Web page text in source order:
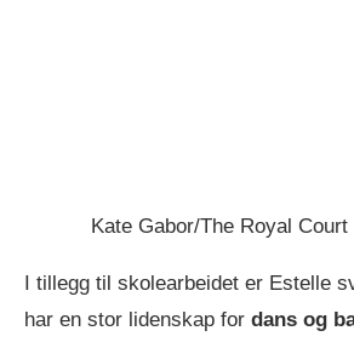
Kate Gabor/The Royal Court
I tillegg til skolearbeidet er Estelle
har en stor lidenskap for dans og